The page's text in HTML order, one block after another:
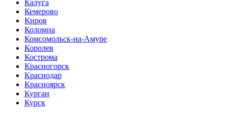
Калуга
Кемерово
Киров
Коломна
Комсомольск-на-Амуре
Королев
Кострома
Красногорск
Краснодар
Красноярск
Курган
Курск